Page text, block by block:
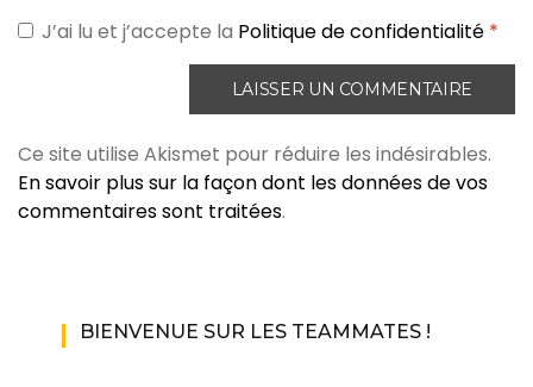
J’ai lu et j’accepte la Politique de confidentialité *
Ce site utilise Akismet pour réduire les indésirables.
En savoir plus sur la façon dont les données de vos
commentaires sont traitées.
BIENVENUE SUR LES TEAMMATES !